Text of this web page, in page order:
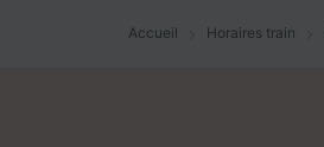
Accueil Horaires train